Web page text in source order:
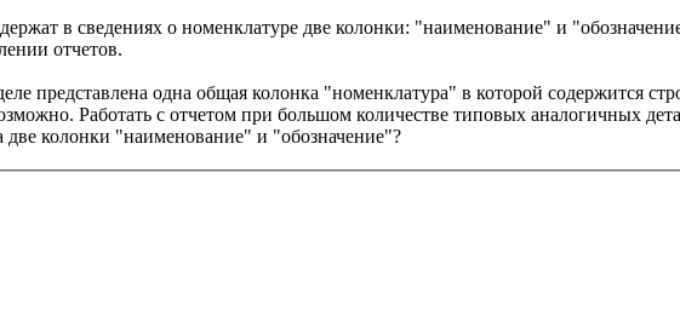
в сведениях о номенклатуре две колонки: "наименование" и
отчетов.
представлена одна общая колонка "номенклатура" в которой содержится
Работать с отчетом при большом количестве типовых аналогичных
две колонки "наименование" и "обозначение"?